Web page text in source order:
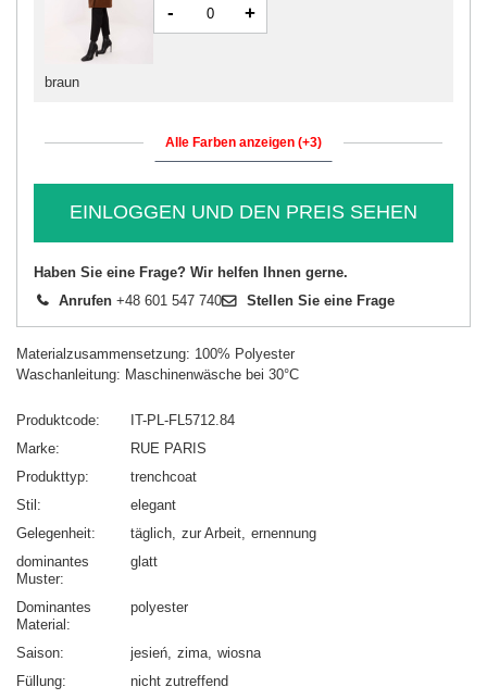
braun
- +
Alle Farben anzeigen (+3)
EINLOGGEN UND DEN PREIS SEHEN
Haben Sie eine Frage? Wir helfen Ihnen gerne.
Anrufen +48 601 547 740 Stellen Sie eine Frage
Materialzusammensetzung: 100% Polyester
Waschanleitung: Maschinenwäsche bei 30°C
Produktcode
IT-PL-FL5712.84
Marke
RUE PARIS
Produkttyp
trenchcoat
Stil
elegant
Gelegenheit
täglich zur Arbeit ernennung
dominantes
Muster
glatt
Dominantes
Material
polyester
Saison jesień zima wiosna
Füllung
nicht zutreffend